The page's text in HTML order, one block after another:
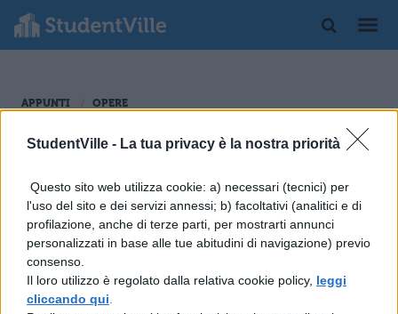
StudentVille - La tua privacy è la nostra priorità
Questo sito web utilizza cookie: a) necessari (tecnici) per
l'uso del sito e dei servizi annessi; b) facoltativi (analitici e di
profilazione, anche di terze parti, per mostrarti annunci
personalizzati in base alle tue abitudini di navigazione) previo
consenso.
Il loro utilizzo è regolato dalla relativa cookie policy, leggi
cliccando qui
APPUNTI OPERE
De Providentia di Seneca
Lucilio, in cui Seneca parla del disegno provvidenziale
che regola le vicende umane che premia i malvagi e
punisce gli onesti. Secondo Seneca tutto questo rientra
nel progetto del logos.
Leggi tutto